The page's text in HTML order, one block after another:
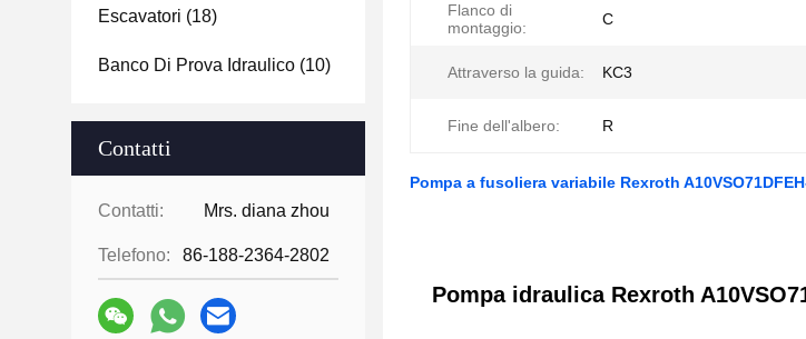
Escavatori (18)
Banco Di Prova Idraulico (10)
Contatti
Contatti: Mrs. diana zhou
Telefono: 86-188-2364-2802
Flanco di
montaggio:
C
Attraverso la guida: KC3
Fine dell'albero: R
Pompa a fusoliera variabile Rexroth
Pompa idraulica Rexroth